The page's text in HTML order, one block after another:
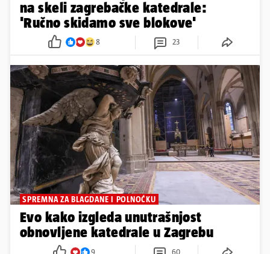
na skeli zagrebačke katedrale:
'Ručno skidamo sve blokove'
8 23
SPREMNA ZA BLAGDANE I POLNOĆKU
Evo kako izgleda unutrašnjost
obnovljene katedrale u Zagrebu
9 60